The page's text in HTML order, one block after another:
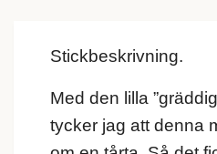
Stickbeskrivning.
Med den lilla
tycker jag att denna